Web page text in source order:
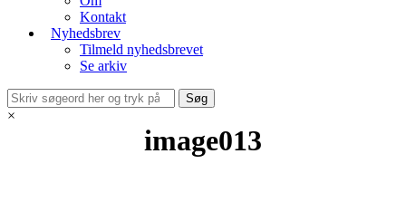
Kontakt
Nyhedsbrev
Tilmeld nyhedsbrevet
Se arkiv
×
image013